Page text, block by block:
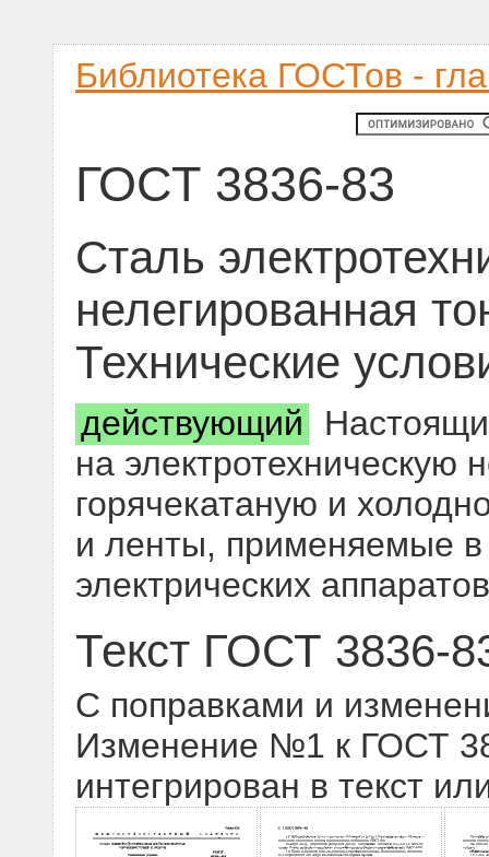
Библиотека ГОСТов -
ГОСТ 3836-83
Сталь
нелегированная
Технические
действующий
на электротехническую
горячекатаную и
и ленты, применяемые в
электрических
Текст ГОСТ 3836-
С поправками и
Изменение №1 к ГОСТ
интегрирован в текст